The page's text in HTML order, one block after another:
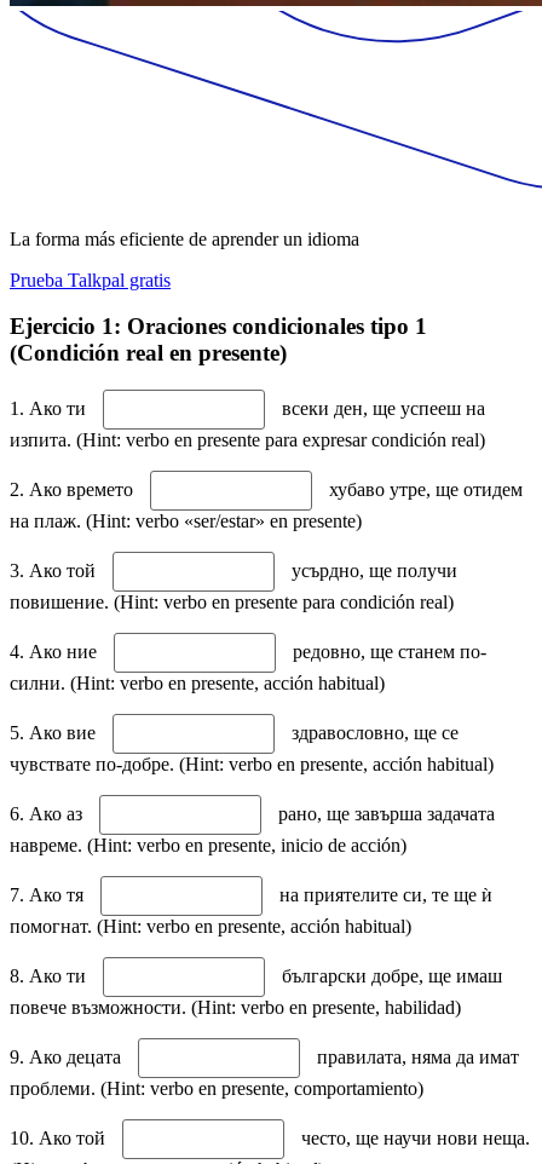
La forma más eficiente de aprender un idioma
Prueba Talkpal gratis
Ejercicio 1: Oraciones condicionales tipo 1
(Condición real en presente)
1. Ако ти
всеки ден, ще успееш на
изпита. (Hint: verbo en presente para expresar condición real)
2. Ако времето
хубаво утре, ще отидем
на плаж. (Hint: verbo «ser/estar» en presente)
3. Ако той
усърдно, ще получи
повишение. (Hint: verbo en presente para condición real)
4. Ако ние
редовно, ще станем по-
силни. (Hint: verbo en presente, acción habitual)
5. Ако вие
здравословно, ще се
чувствате по-добре. (Hint: verbo en presente, acción habitual)
6. Ако аз
рано, ще завърша задачата
навреме. (Hint: verbo en presente, inicio de acción)
7. Ако тя
на приятелите си, те ще ѝ
помогнат. (Hint: verbo en presente, acción habitual)
8. Ако ти
български добре, ще имаш
повече възможности. (Hint: verbo en presente, habilidad)
9. Ако децата
правилата, няма да имат
проблеми. (Hint: verbo en presente, comportamiento)
10. Ако той
често, ще научи нови неща.